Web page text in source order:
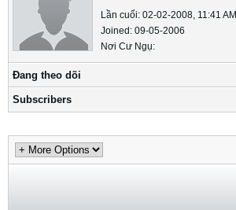
Lần cuối: 02-02-2008, 11:41 AM
Joined: 09-05-2006
Nơi Cư Ngụ:
Ðang theo dõi
Subscribers